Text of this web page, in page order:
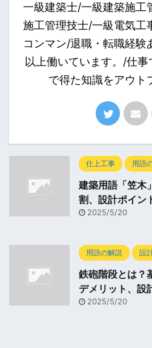
一級建築士/一級建築施工
施工管理技士/一級電気工
コンマン/退職・転職経験
以上働いています。/仕
で得た知識をアウト
仕上工事 用語
建築用語「笠木
割、設計ポイン
2025/5/20
用語の解説 設
鉄砲階段とは？
デメリット、設
2025/5/20